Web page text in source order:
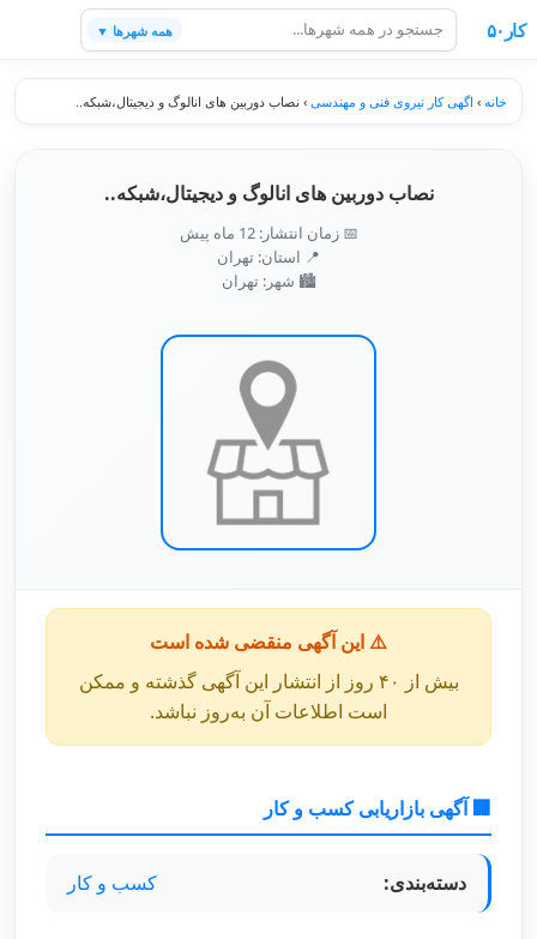
کار۵۰ همه شهرها ▼
خانه › اگهی کار نیروی فنی و مهندسی › نصاب دوربین های انالوگ و دیجیتال،شبکه..
نصاب دوربین های انالوگ و دیجیتال،شبکه..
📅 زمان انتشار: 12 ماه پیش
📍 استان: تهران
🏙️ شهر: تهران
⚠️ این آگهی منقضی شده است
بیش از ۴۰ روز از انتشار این آگهی گذشته و ممکن
است اطلاعات آن به‌روز نباشد.
🏢 آگهی بازاریابی کسب و کار
دسته‌بندی: کسب و کار